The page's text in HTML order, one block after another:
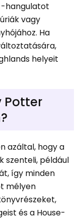
-hangulatot
vagy
Ha
helyeit
Potter
azáltal, hogy a
szenteli, például
így minden
mélyen
és a House-